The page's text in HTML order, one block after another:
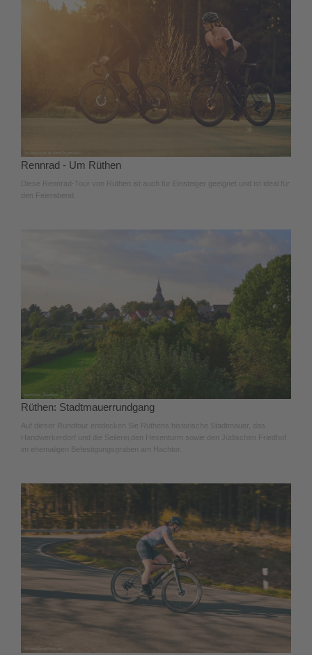
Rennrad - Um Rüthen
Diese Rennrad-Tour von Rüthen ist auch für Einsteiger geeignet und ist ideal für
den Feierabend.
Rüthen: Stadtmauerrundgang
Auf dieser Rundtour entdecken Sie Rüthens historische Stadtmauer, das
Handwerkerdorf und die Seilerei,den Hexenturm sowie den Jüdischen Friedhof
im ehemaligen Befestigungsgraben am Hachtor.